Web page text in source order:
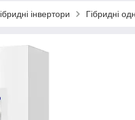
інвертори Гібридні